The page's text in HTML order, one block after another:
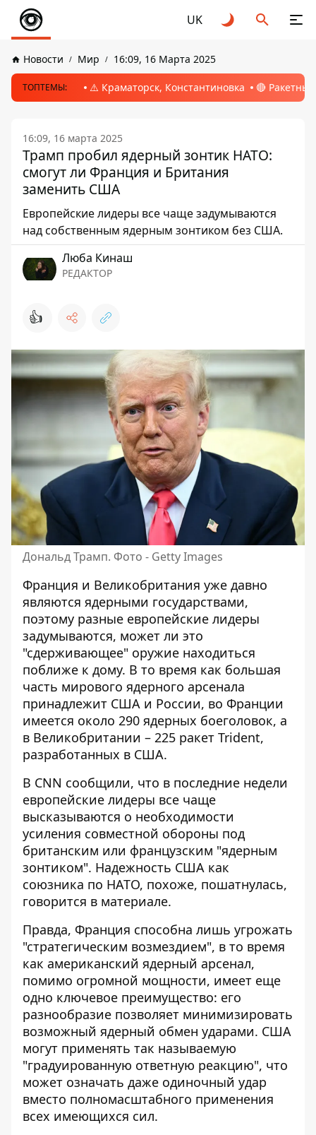
UK
Новости Мир 16:09, 16 Марта 2025
ТОПТЕМЫ: ⚠️ Краматорск, Константиновка 🔴
16:09, 16 марта 2025
Трамп пробил ядерный зонтик НАТО:
смогут ли Франция и Британия
заменить США
Европейские лидеры все чаще задумываются
над собственным ядерным зонтиком без США.
Люба Кинаш
РЕДАКТОР
👍
Дональд Трамп. Фото - Getty Images
Франция и Великобритания уже давно
являются ядерными государствами,
поэтому разные европейские лидеры
задумываются, может ли это
"сдерживающее" оружие находиться
поближе к дому. В то время как большая
часть мирового ядерного арсенала
принадлежит США и России, во Франции
имеется около 290 ядерных боеголовок, а
в Великобритании – 225 ракет Trident,
разработанных в США.
В CNN сообщили, что в последние недели
европейские лидеры все чаще
высказываются о необходимости
усиления совместной обороны под
британским или французским "ядерным
зонтиком". Надежность США как
союзника по НАТО, похоже, пошатнулась,
говорится в материале.
Правда, Франция способна лишь угрожать
"стратегическим возмездием", в то время
как американский ядерный арсенал,
помимо огромной мощности, имеет еще
одно ключевое преимущество: его
разнообразие позволяет минимизировать
возможный ядерный обмен ударами. США
могут применять так называемую
"градуированную ответную реакцию", что
может означать даже одиночный удар
вместо полномасштабного применения
всех имеющихся сил.